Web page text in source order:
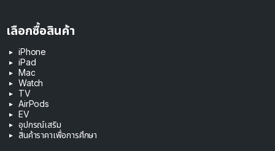
เลือกซื้อสินค้า
iPhone
iPad
Mac
Watch
TV
AirPods
EV
อุปกรณ์เสริม
สินค้าราคาเพื่อการศึกษา